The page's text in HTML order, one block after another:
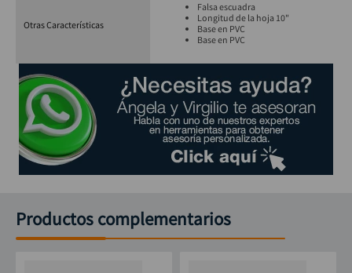
Otras Características
Falsa escuadra
Longitud de la hoja 10"
Base en PVC
Base en PVC
Productos complementarios